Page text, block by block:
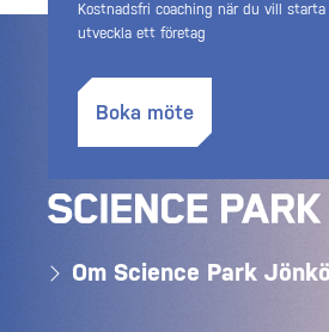
Kostnadsfri coaching när du vill starta
utveckla ett företag
Boka möte
Om Science Park